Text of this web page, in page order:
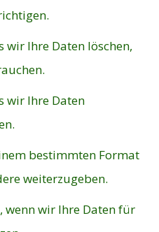
wir Ihre Daten löschen,
wir Ihre Daten
bestimmten Format
weiterzugeben.
wenn wir Ihre Daten für